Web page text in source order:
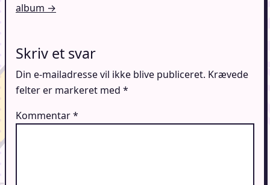
album →
Skriv et svar
Din e-mailadresse vil ikke blive publiceret. Krævede
felter er markeret med *
Kommentar*